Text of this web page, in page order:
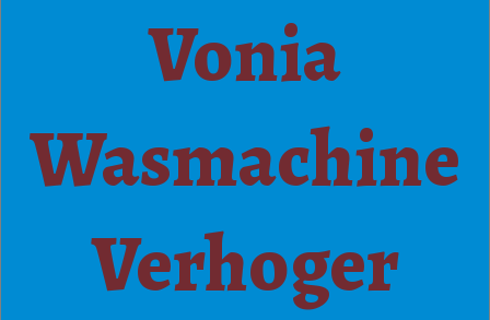
Vonia
Wasmachine
Verhoger